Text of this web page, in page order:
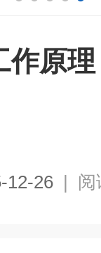
作原理
12-26 | 阅